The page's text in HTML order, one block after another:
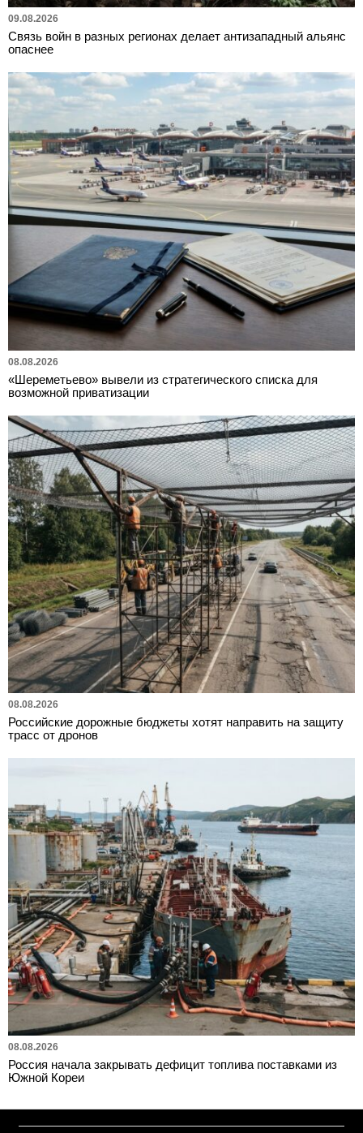
09.08.2026
Связь войн в разных регионах делает антизападный альянс
опаснее
08.08.2026
«Шереметьево» вывели из стратегического списка для
возможной приватизации
08.08.2026
Российские дорожные бюджеты хотят направить на защиту
трасс от дронов
08.08.2026
Россия начала закрывать дефицит топлива поставками из
Южной Кореи